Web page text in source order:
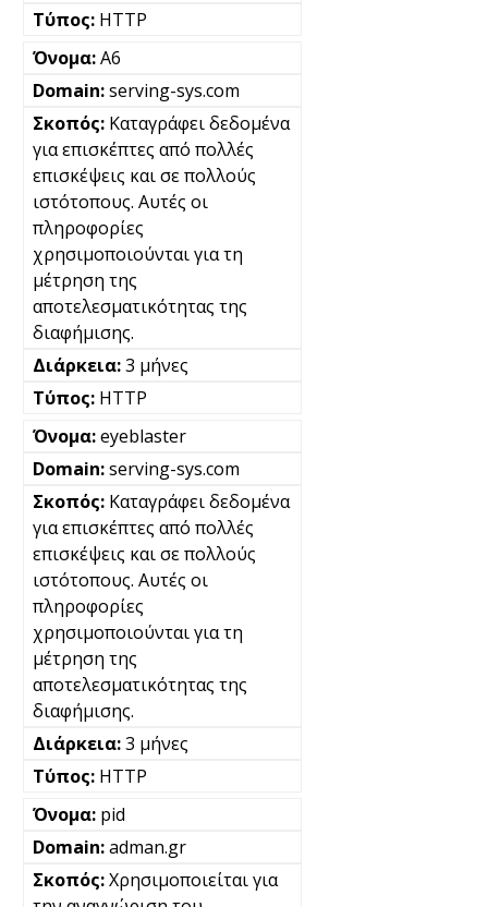
HTTP
A6
serving-sys.com
Καταγράφει δεδομένα
για επισκέπτες από πολλές
επισκέψεις και σε πολλούς
ιστότοπους. Αυτές οι
πληροφορίες
χρησιμοποιούνται για τη
μέτρηση της
αποτελεσματικότητας της
διαφήμισης.
3 μήνες
HTTP
eyeblaster
serving-sys.com
Καταγράφει δεδομένα
για επισκέπτες από πολλές
επισκέψεις και σε πολλούς
ιστότοπους. Αυτές οι
πληροφορίες
χρησιμοποιούνται για τη
μέτρηση της
αποτελεσματικότητας της
διαφήμισης.
3 μήνες
HTTP
pid
adman.gr
Χρησιμοποιείται για